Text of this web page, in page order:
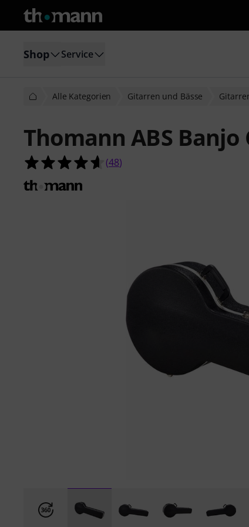
Shop Service
Alle Kategorien Gitarren und Bässe
Thomann ABS Banjo
4.6 von 5 Sternen aus 48
(48)